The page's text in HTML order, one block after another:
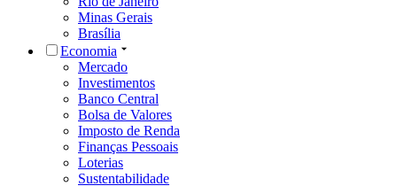
Minas Gerais
Brasília
Economia
Mercado
Investimentos
Banco Central
Bolsa de Valores
Imposto de Renda
Finanças Pessoais
Loterias
Sustentabilidade